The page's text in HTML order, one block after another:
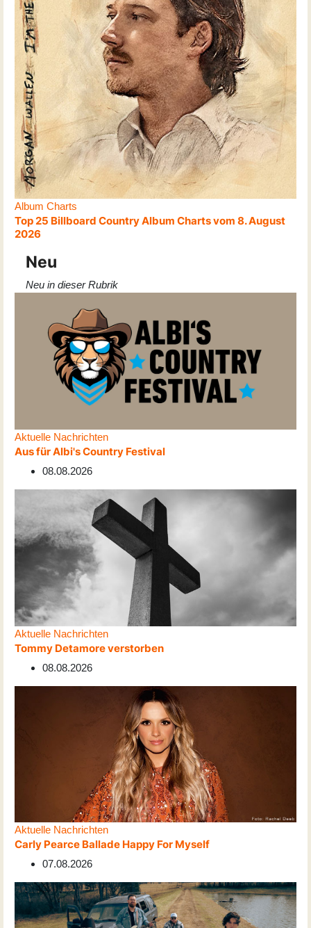
Album Charts
Top 25 Billboard Country Album Charts vom 8. August
2026
Neu
Neu in dieser Rubrik
Aktuelle Nachrichten
Aus für Albi's Country Festival
08.08.2026
Aktuelle Nachrichten
Tommy Detamore verstorben
08.08.2026
Aktuelle Nachrichten
Carly Pearce Ballade Happy For Myself
07.08.2026